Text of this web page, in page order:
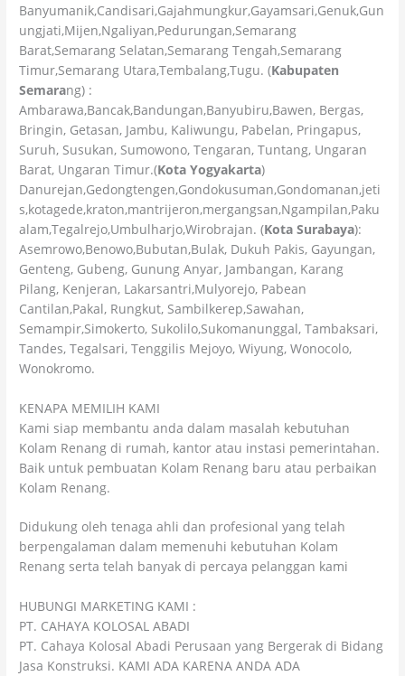
Banyumanik,Candisari,Gajahmungkur,Gayamsari,Genuk,Gun
ungjati,Mijen,Ngaliyan,Pedurungan,Semarang
Barat,Semarang Selatan,Semarang Tengah,Semarang
Timur,Semarang Utara,Tembalang,Tugu. (Kabupaten
Semarang) :
Ambarawa,Bancak,Bandungan,Banyubiru,Bawen, Bergas,
Bringin, Getasan, Jambu, Kaliwungu, Pabelan, Pringapus,
Suruh, Susukan, Sumowono, Tengaran, Tuntang, Ungaran
Barat, Ungaran Timur.(Kota Yogyakarta)
Danurejan,Gedongtengen,Gondokusuman,Gondomanan,jeti
s,kotagede,kraton,mantrijeron,mergangsan,Ngampilan,Paku
alam,Tegalrejo,Umbulharjo,Wirobrajan. (Kota Surabaya):
Asemrowo,Benowo,Bubutan,Bulak, Dukuh Pakis, Gayungan,
Genteng, Gubeng, Gunung Anyar, Jambangan, Karang
Pilang, Kenjeran, Lakarsantri,Mulyorejo, Pabean
Cantilan,Pakal, Rungkut, Sambilkerep,Sawahan,
Semampir,Simokerto, Sukolilo,Sukomanunggal, Tambaksari,
Tandes, Tegalsari, Tenggilis Mejoyo, Wiyung, Wonocolo,
Wonokromo.
KENAPA MEMILIH KAMI
Kami siap membantu anda dalam masalah kebutuhan
Kolam Renang di rumah, kantor atau instasi pemerintahan.
Baik untuk pembuatan Kolam Renang baru atau perbaikan
Kolam Renang.
Didukung oleh tenaga ahli dan profesional yang telah
berpengalaman dalam memenuhi kebutuhan Kolam
Renang serta telah banyak di percaya pelanggan kami
HUBUNGI MARKETING KAMI :
PT. CAHAYA KOLOSAL ABADI
PT. Cahaya Kolosal Abadi Perusaan yang Bergerak di Bidang
Jasa Konstruksi. KAMI ADA KARENA ANDA ADA